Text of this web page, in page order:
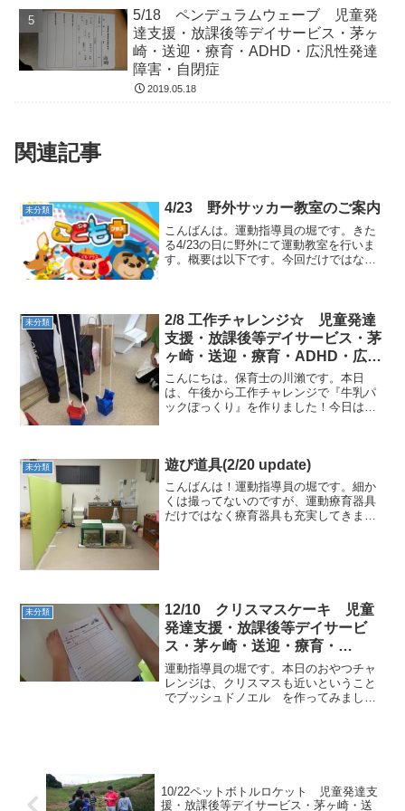
5/18 ペンデュラムウェーブ 児童発
達支援・放課後等デイサービス・茅ヶ
崎・送迎・療育・ADHD・広汎性発達
障害・自閉症
2019.05.18
関連記事
未分類 4/23 野外サッカー教室のご案内
こんばんは。運動指導員の堀です。きた
る4/23の日に野外にて運動教室を行いま
す。概要は以下です。今回だけではなく
ください！お待ちして...
未分類
2/8 工作チャレンジ☆ 児童発達
支援・放課後等デイサービス・茅
ヶ崎・送迎・療育・ADHD・広汎
性発達障害・自閉症
こんにちは。保育士の川瀨です。本日
は、午後から工作チャレンジで『牛乳パ
ックぽっくり』を作りました！今日は少
ートで手順やポイントの振り...
未分類 遊び道具(2/20 update)
こんばんは！運動指導員の堀です。細か
くは撮ってないのですが、運動療育器具
だけではなく療育器具も充実してきまし
未分類
12/10 クリスマスケーキ 児童
発達支援・放課後等デイサービ
ス・茅ヶ崎・送迎・療育・
ADHD・広汎性発達障害・自閉症
運動指導員の堀です。本日のおやつチャ
レンジは、クリスマスも近いということ
でブッシュドノエル を作ってみまし
10/22ペットボトルロケット 児童発達支
援・放課後等デイサービス・茅ヶ崎・送